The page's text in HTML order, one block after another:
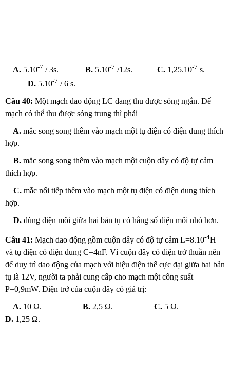
A. 5.10-7 / 3s. B. 5.10-7 /12s. C. 1,25.10-7 s.
D. 5.10-7 / 6 s.
Câu 40: Một mạch dao động LC đang thu được sóng ngắn. Để
mạch có thể thu được sóng trung thì phải
A. mắc song song thêm vào mạch một tụ điện có điện dung thích
hợp.
B. mắc song song thêm vào mạch một cuộn dây có độ tự cảm
thích hợp.
C. mắc nối tiếp thêm vào mạch một tụ điện có điện dung thích
hợp.
D. dùng điện môi giữa hai bản tụ có hằng số điện môi nhỏ hơn.
Câu 41: Mạch dao động gồm cuộn dây có độ tự cảm L=8.10-4H
và tụ điện có điện dung C=4nF. Vì cuộn dây có điện trở thuần nên
để duy trì dao động của mạch với hiệu điện thế cực đại giữa hai bản
tụ là 12V, người ta phải cung cấp cho mạch một công suất
P=0,9mW. Điện trở của cuộn dây có giá trị:
A. 10 Ω. B. 2,5 Ω. C. 5 Ω.
D. 1,25 Ω.